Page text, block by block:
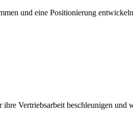
und eine Positionierung
Vertriebsarbeit beschleunigen und